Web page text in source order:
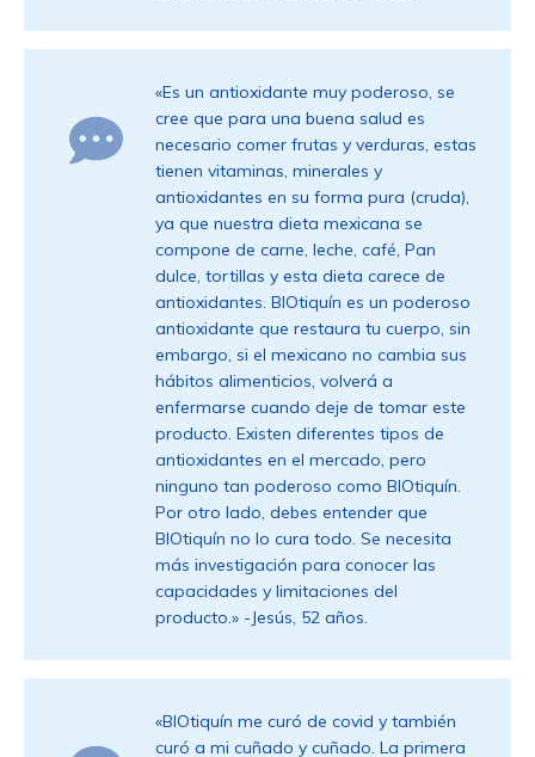
«Es un antioxidante muy poderoso, se
cree que para una buena salud es
necesario comer frutas y verduras, estas
tienen vitaminas, minerales y
antioxidantes en su forma pura (cruda),
ya que nuestra dieta mexicana se
compone de carne, leche, café, Pan
dulce, tortillas y esta dieta carece de
antioxidantes. BIOtiquín es un poderoso
antioxidante que restaura tu cuerpo, sin
embargo, si el mexicano no cambia sus
hábitos alimenticios, volverá a
enfermarse cuando deje de tomar este
producto. Existen diferentes tipos de
antioxidantes en el mercado, pero
ninguno tan poderoso como BIOtiquín.
Por otro lado, debes entender que
BIOtiquín no lo cura todo. Se necesita
más investigación para conocer las
capacidades y limitaciones del
producto.» -Jesús, 52 años.
«BIOtiquín me curó de covid y también
curó a mi cuñado y cuñado. La primera